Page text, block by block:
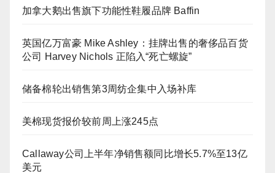
加拿大鹅出售旗下功能性鞋履品牌 Baffin
英国亿万富豪 Mike Ashley：挂牌出售的奢侈品百货
公司 Harvey Nichols 正陷入“死亡螺旋”
储备棉轮出销售第3周纺企集中入场补库
美棉现货报价较前周上涨245点
Callaway公司上半年净销售额同比增长5.7%至13亿
美元